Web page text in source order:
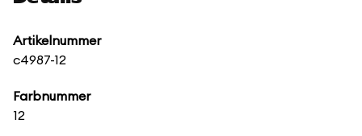
Artikelnummer
c4987-12
Farbnummer
12